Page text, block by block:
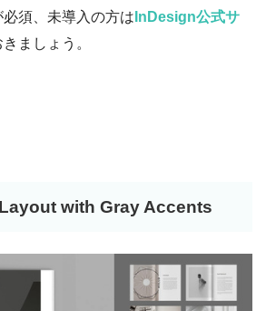
須、未導入の方は InDesign公式サ
ましょう。
with Gray Accents